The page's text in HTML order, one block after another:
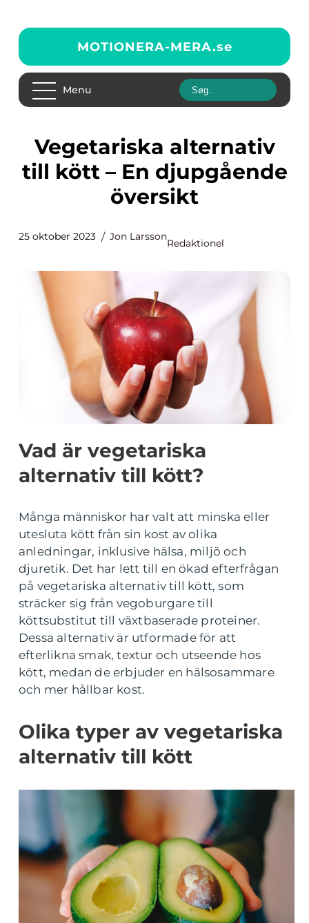
MOTIONERA-MERA.se
Menu
Vegetariska alternativ
till kött – En djupgående
översikt
25 oktober 2023 Jon Larsson
Redaktionel
Vad är vegetariska
alternativ till kött?
Många människor har valt att minska eller
utesluta kött från sin kost av olika
anledningar, inklusive hälsa, miljö och
djuretik. Det har lett till en ökad efterfrågan
på vegetariska alternativ till kött, som
sträcker sig från vegoburgare till
köttsubstitut till växtbaserade proteiner.
Dessa alternativ är utformade för att
efterlikna smak, textur och utseende hos
kött, medan de erbjuder en hälsosammare
och mer hållbar kost.
Olika typer av vegetariska
alternativ till kött